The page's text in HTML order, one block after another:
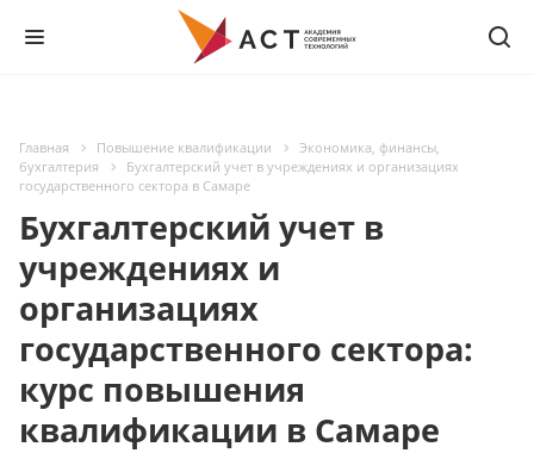
Главная Повышение квалификации
Экономика, финансы,
бухгалтерия
Бухгалтерский учет в учреждениях и организациях
государственного сектора в Самаре
Бухгалтерский учет в
учреждениях и
организациях
государственного сектора:
курс повышения
квалификации в Самаре